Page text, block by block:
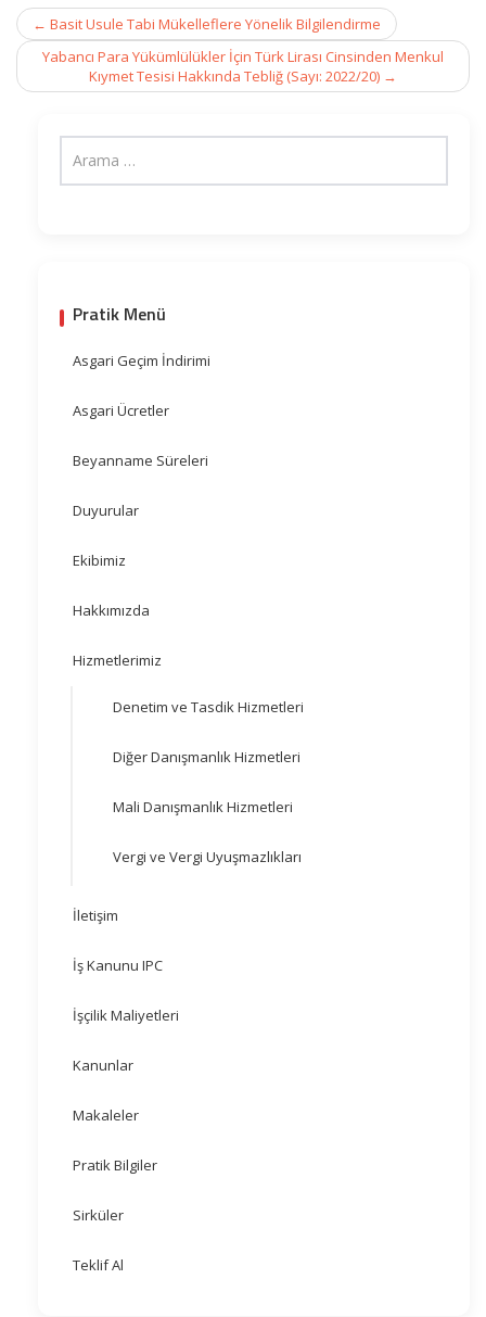
Post
navigation
← Basit Usule Tabi Mükelleflere Yönelik Bilgilendirme
Yabancı Para Yükümlülükler İçin Türk Lirası Cinsinden Menkul
Kıymet Tesisi Hakkında Tebliğ (Sayı: 2022/20) →
Pratik Menü
Asgari Geçim İndirimi
Asgari Ücretler
Beyanname Süreleri
Duyurular
Ekibimiz
Hakkımızda
Hizmetlerimiz
Denetim ve Tasdik Hizmetleri
Diğer Danışmanlık Hizmetleri
Mali Danışmanlık Hizmetleri
Vergi ve Vergi Uyuşmazlıkları
İletişim
İş Kanunu IPC
İşçilik Maliyetleri
Kanunlar
Makaleler
Pratik Bilgiler
Sirküler
Teklif Al